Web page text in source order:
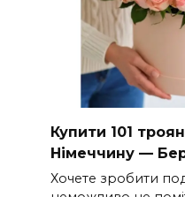
Купити 101
Німеччину —
Хочете зробити